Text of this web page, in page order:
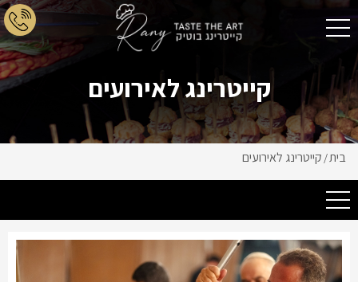
קייטרינג לאירועים
בית/ קייטרינג לאירועים